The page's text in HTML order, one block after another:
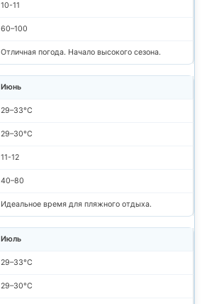
10-11
60–100
Отличная погода. Начало высокого сезона.
Июнь
29–33°C
29–30°C
11-12
40–80
Идеальное время для пляжного отдыха.
Июль
29–33°C
29–30°C